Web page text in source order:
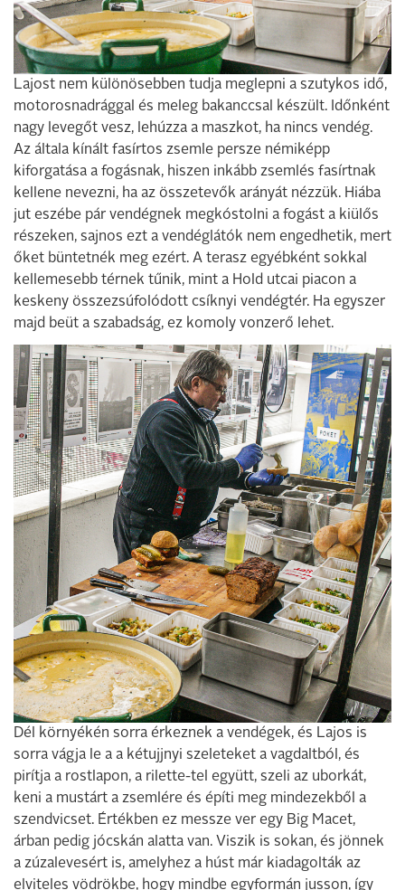
Lajost nem különösebben tudja meglepni a szutykos idő,
motorosnadrággal és meleg bakanccsal készült. Időnként
nagy levegőt vesz, lehúzza a maszkot, ha nincs vendég.
Az általa kínált fasírtos zsemle persze némiképp
kiforgatása a fogásnak, hiszen inkább zsemlés fasírtnak
kellene nevezni, ha az összetevők arányát nézzük. Hiába
jut eszébe pár vendégnek megkóstolni a fogást a kiülős
részeken, sajnos ezt a vendéglátók nem engedhetik, mert
őket büntetnék meg ezért. A terasz egyébként sokkal
kellemesebb térnek tűnik, mint a Hold utcai piacon a
keskeny összezsúfolódott csíknyi vendégtér. Ha egyszer
majd beüt a szabadság, ez komoly vonzerő lehet.
Dél környékén sorra érkeznek a vendégek, és Lajos is
sorra vágja le a a kétujjnyi szeleteket a vagdaltból, és
pirítja a rostlapon, a rilette-tel együtt, szeli az uborkát,
keni a mustárt a zsemlére és építi meg mindezekből a
szendvicset. Értékben ez messze ver egy Big Macet,
árban pedig jócskán alatta van. Viszik is sokan, és jönnek
a zúzalevesért is, amelyhez a húst már kiadagolták az
elviteles vödrökbe, hogy mindbe egyformán jusson, így